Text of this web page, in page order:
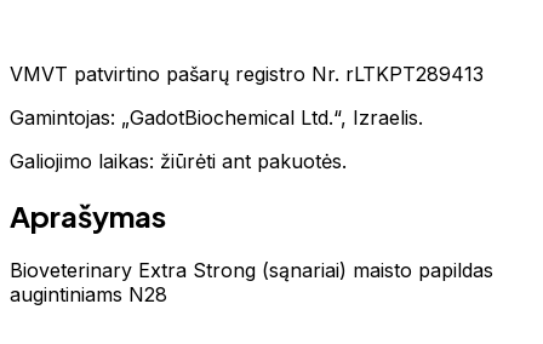
VMVT patvirtino pašarų registro Nr. rLTKPT289413
Gamintojas: „GadotBiochemical Ltd.“, Izraelis.
Galiojimo laikas: žiūrėti ant pakuotės.
Aprašymas
Bioveterinary Extra Strong (sąnariai) maisto papildas
augintiniams N28